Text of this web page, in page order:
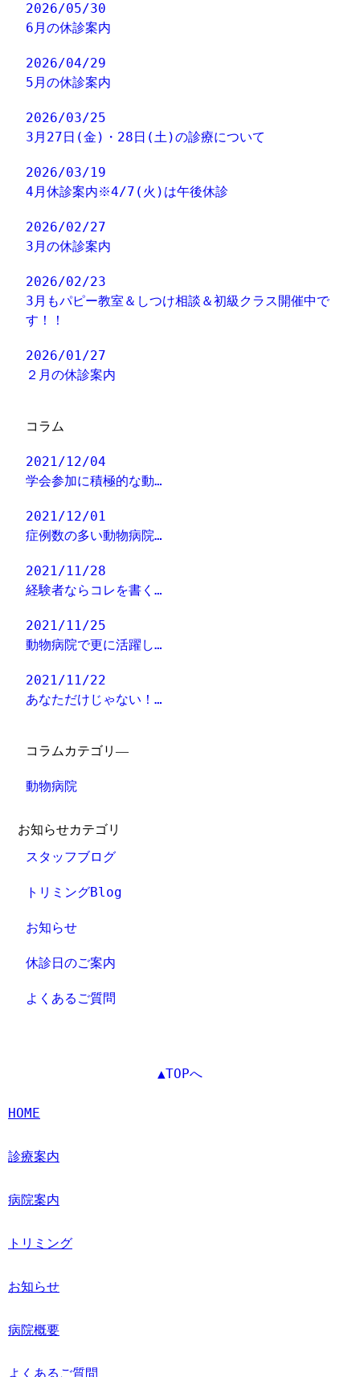
2026/05/30
6月の休診案内
2026/04/29
5月の休診案内
2026/03/25
3月27日(金)・28日(土)の診療について
2026/03/19
4月休診案内※4/7(火)は午後休診
2026/02/27
3月の休診案内
2026/02/23
3月もパピー教室＆しつけ相談＆初級クラス開催中で
す！！
2026/01/27
２月の休診案内
コラム
2021/12/04
学会参加に積極的な動…
2021/12/01
症例数の多い動物病院…
2021/11/28
経験者ならコレを書く…
2021/11/25
動物病院で更に活躍し…
2021/11/22
あなただけじゃない！…
コラムカテゴリ―
動物病院
お知らせカテゴリ
スタッフブログ
トリミングBlog
お知らせ
休診日のご案内
よくあるご質問
▲TOPへ
HOME
診療案内
病院案内
トリミング
お知らせ
病院概要
よくあるご質問